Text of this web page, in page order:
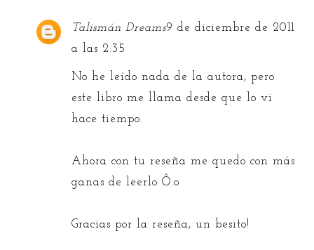
Talismán Dreams9 de diciembre de 2011
a las 2:35
No he leído nada de la autora, pero
este libro me llama desde que lo vi
hace tiempo.
Ahora con tu reseña me quedo con más
ganas de leerlo Ô.o
Gracias por la reseña, un besito!